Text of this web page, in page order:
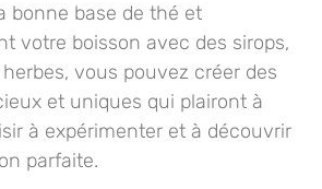
bonne base de thé et
votre boisson avec des sirops,
, vous pouvez créer des
et uniques qui plairont à
à expérimenter et à découvrir
parfaite.